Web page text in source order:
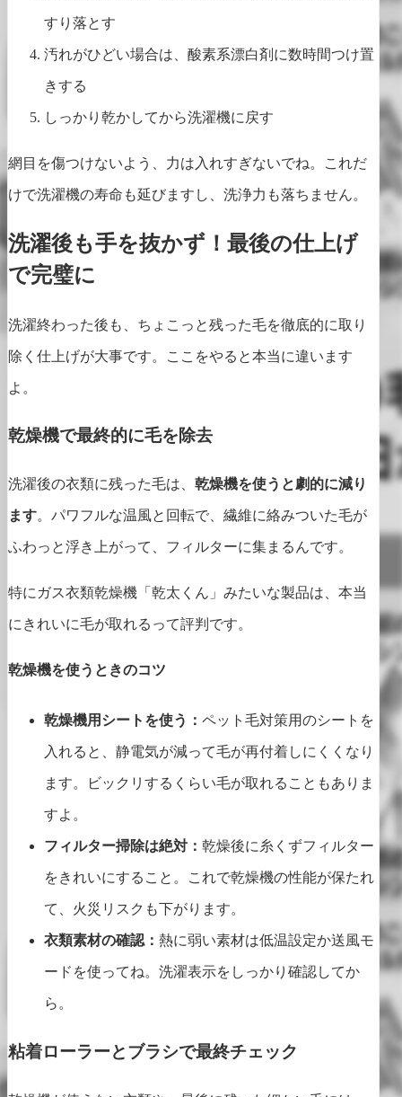
すり落とす
汚れがひどい場合は、酸素系漂白剤に数時間つけ置
きする
しっかり乾かしてから洗濯機に戻す
網目を傷つけないよう、力は入れすぎないでね。これだ
けで洗濯機の寿命も延びますし、洗浄力も落ちません。
洗濯後も手を抜かず！最後の仕上げ
で完璧に
洗濯終わった後も、ちょこっと残った毛を徹底的に取り
除く仕上げが大事です。ここをやると本当に違います
よ。
乾燥機で最終的に毛を除去
洗濯後の衣類に残った毛は、 乾燥機を使うと劇的に減り
ます。パワフルな温風と回転で、繊維に絡みついた毛が
ふわっと浮き上がって、フィルターに集まるんです。
特にガス衣類乾燥機「乾太くん」みたいな製品は、本当
にきれいに毛が取れるって評判です。
乾燥機を使うときのコツ
乾燥機用シートを使う： ペット毛対策用のシートを
入れると、静電気が減って毛が再付着しにくくなり
ます。ビックリするくらい毛が取れることもありま
すよ。
フィルター掃除は絶対： 乾燥後に糸くずフィルター
をきれいにすること。これで乾燥機の性能が保たれ
て、火災リスクも下がります。
衣類素材の確認： 熱に弱い素材は低温設定か送風モ
ードを使ってね。洗濯表示をしっかり確認してか
ら。
粘着ローラーとブラシで最終チェック